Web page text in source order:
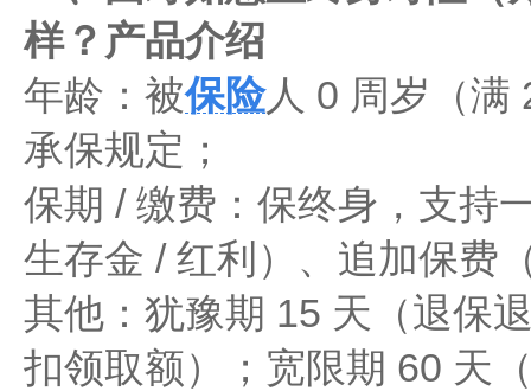
样？产品介绍
年龄：被保险人 0 周岁（满
承保规定；
保期 / 缴费：保终身，支持
生存金 / 红利）、追加保费
其他：犹豫期 15 天（退保
扣领取额）；宽限期 60 天